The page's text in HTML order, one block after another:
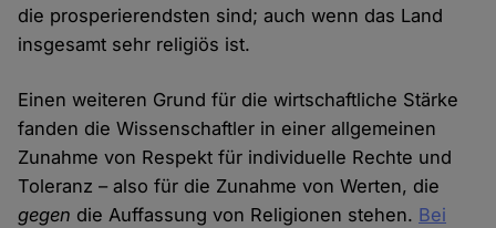
die prosperierendsten sind; auch wenn das Land
insgesamt sehr religiös ist.
Einen weiteren Grund für die wirtschaftliche Stärke
fanden die Wissenschaftler in einer allgemeinen
Zunahme von Respekt für individuelle Rechte und
Toleranz – also für die Zunahme von Werten, die
gegen die Auffassung von Religionen stehen. Bei